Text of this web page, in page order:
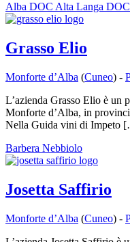
Alba DOC Alta Langa
Grasso Elio
Monforte d’Alba (Cuneo) -
L’azienda Grasso Elio è un
Monforte d’Alba, in
Nella Guida vini di Impeto
Barbera Nebbiolo
Josetta Saffirio
Monforte d’Alba (Cuneo) -